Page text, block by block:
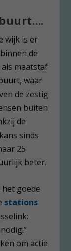
buurt….
wijk is er
de
maatstaf
waar
de zestig
buiten
de
sinds
25
beter.
het goede
stations
om actie